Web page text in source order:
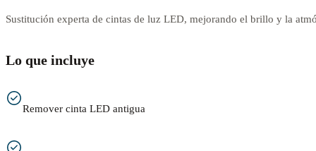
Sustitución experta de cintas de luz LED, mejorando el brillo y la
Lo que incluye
Remover cinta LED antigua